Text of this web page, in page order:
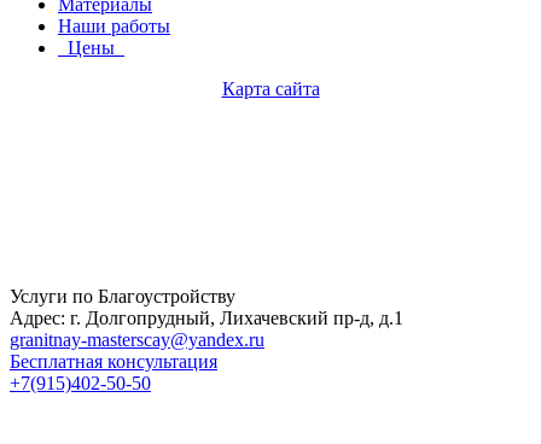
Материалы
Наши работы
Цены
Карта сайта
Услуги по Благоустройству
Адрес: г. Долгопрудный, Лихачевский пр-д, д.1
granitnay-masterscay@yandex.ru
Бесплатная консультация
+7(915)402-50-50